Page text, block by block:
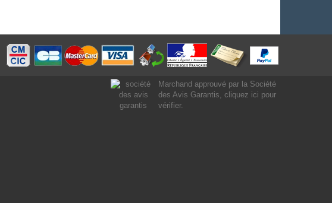
Marchand approuvé par la Société
des Avis Garantis, cliquez ici pour
vérifier.